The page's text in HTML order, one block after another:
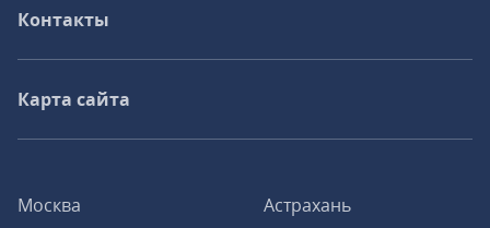
Москва
Астрахань
Контакты
Карта сайта